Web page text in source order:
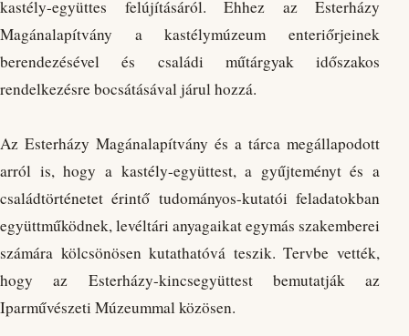
kastély-együttes felújításáról. Ehhez az Esterházy
Magánalapítvány a kastélymúzeum enteriőrjeinek
berendezésével és családi műtárgyak időszakos
rendelkezésre bocsátásával járul hozzá.
Az Esterházy Magánalapítvány és a tárca megállapodott
arról is, hogy a kastély-együttest, a gyűjteményt és a
családtörténetet érintő tudományos-kutatói feladatokban
együttműködnek, levéltári anyagaikat egymás szakemberei
számára kölcsönösen kutathatóvá teszik. Tervbe vették,
hogy az Esterházy-kincsegyüttest bemutatják az
Iparművészeti Múzeummal közösen.